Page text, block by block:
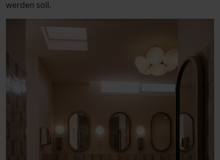
werden soll.